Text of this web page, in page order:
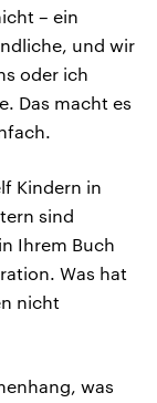
– ein
und wir
oder ich
Das macht es
Kindern in
sind
Ihrem Buch
Was hat
nicht
was